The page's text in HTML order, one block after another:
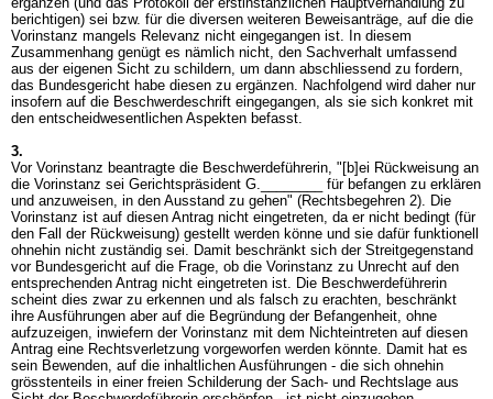
berichtigen) sei bzw. für die diversen weiteren Beweisanträge, auf die die
Vorinstanz mangels Relevanz nicht eingegangen ist. In diesem
Zusammenhang genügt es nämlich nicht, den Sachverhalt umfassend
aus der eigenen Sicht zu schildern, um dann abschliessend zu fordern,
das Bundesgericht habe diesen zu ergänzen. Nachfolgend wird daher nur
insofern auf die Beschwerdeschrift eingegangen, als sie sich konkret mit
den entscheidwesentlichen Aspekten befasst.
3.
Vor Vorinstanz beantragte die Beschwerdeführerin, "[b]ei Rückweisung an
die Vorinstanz sei Gerichtspräsident G.________ für befangen zu erklären
und anzuweisen, in den Ausstand zu gehen" (Rechtsbegehren 2). Die
Vorinstanz ist auf diesen Antrag nicht eingetreten, da er nicht bedingt (für
den Fall der Rückweisung) gestellt werden könne und sie dafür funktionell
ohnehin nicht zuständig sei. Damit beschränkt sich der Streitgegenstand
vor Bundesgericht auf die Frage, ob die Vorinstanz zu Unrecht auf den
entsprechenden Antrag nicht eingetreten ist. Die Beschwerdeführerin
scheint dies zwar zu erkennen und als falsch zu erachten, beschränkt
ihre Ausführungen aber auf die Begründung der Befangenheit, ohne
aufzuzeigen, inwiefern der Vorinstanz mit dem Nichteintreten auf diesen
Antrag eine Rechtsverletzung vorgeworfen werden könnte. Damit hat es
sein Bewenden, auf die inhaltlichen Ausführungen - die sich ohnehin
grösstenteils in einer freien Schilderung der Sach- und Rechtslage aus